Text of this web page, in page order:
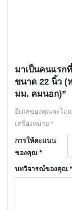
มาเป็นคนแรก
ขนาด 22 นิ้ว (
มม. คมนอก)”
อีเมลของคุณจะไม่
เครื่องหมาย *
การให้คะแนน
ของคุณ *
บทวิจารณ์ของคุณ *